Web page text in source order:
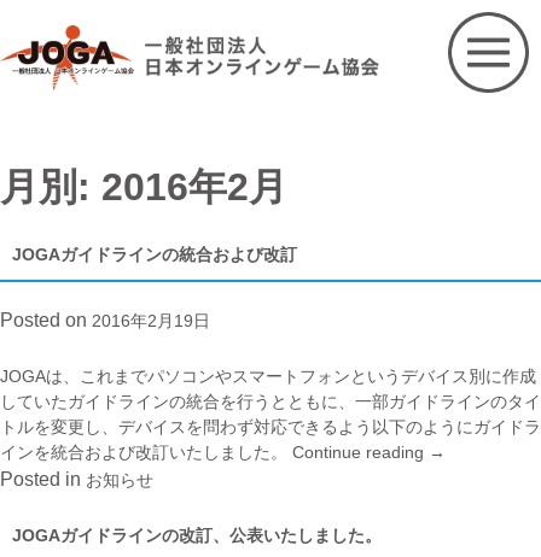
content
月別: 2016年2月
JOGAガイドラインの統合および改訂
Posted on 2016年2月19日
JOGAは、これまでパソコンやスマートフォンというデバイス別に作成
していたガイドラインの統合を行うとともに、一部ガイドラインのタイ
トルを変更し、デバイスを問わず対応できるよう以下のようにガイドラ
インを統合および改訂いたしました。 Continue reading “JOGA
→
Posted in お知らせ
JOGAガイドラインの改訂、公表いたしました。